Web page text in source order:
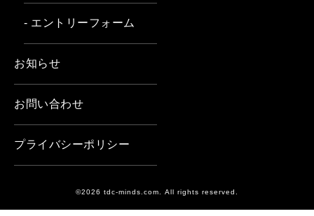
- エントリーフォーム
お知らせ
お問い合わせ
プライバシーポリシー
©2026 tdc-minds.com. All rights reserved.